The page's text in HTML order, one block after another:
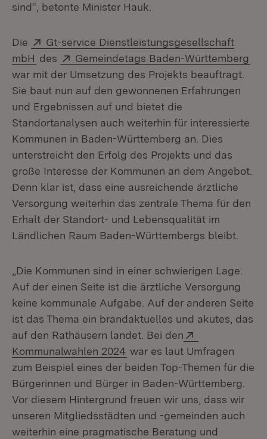
sind“, betonte Minister Hauk.
Die Extern:
Gt-service Dienstleistungsgesellschaft
mbH (Öffnet in neuem Fenster)
des Extern:
Gemeindetags Baden-Württemberg
war mit der Umsetzung des Projekts beauftragt.
Sie baut nun auf den gewonnenen Erfahrungen
und Ergebnissen auf und bietet die
Standortanalysen auch weiterhin für interessierte
Kommunen in Baden-Württemberg an. Dies
unterstreicht den Erfolg des Projekts und das
große Interesse der Kommunen an dem Angebot.
Denn klar ist, dass eine ausreichende ärztliche
Versorgung weiterhin das zentrale Thema für den
Erhalt der Standort- und Lebensqualität im
Ländlichen Raum Baden-Württembergs bleibt.
„Die Kommunen sind in einer schwierigen Lage:
Auf der einen Seite ist die ärztliche Versorgung
keine kommunale Aufgabe. Auf der anderen Seite
ist das Thema ein brandaktuelles und akutes, das
auf den Rathäusern landet. Bei den
Kommunalwahlen 2024 (Öffnet in neuem Fenster)
war es laut Umfragen
zum Beispiel eines der beiden Top-Themen für die
Bürgerinnen und Bürger in Baden-Württemberg.
Vor diesem Hintergrund freuen wir uns, dass wir
unseren Mitgliedsstädten und -gemeinden auch
weiterhin eine pragmatische Beratung und